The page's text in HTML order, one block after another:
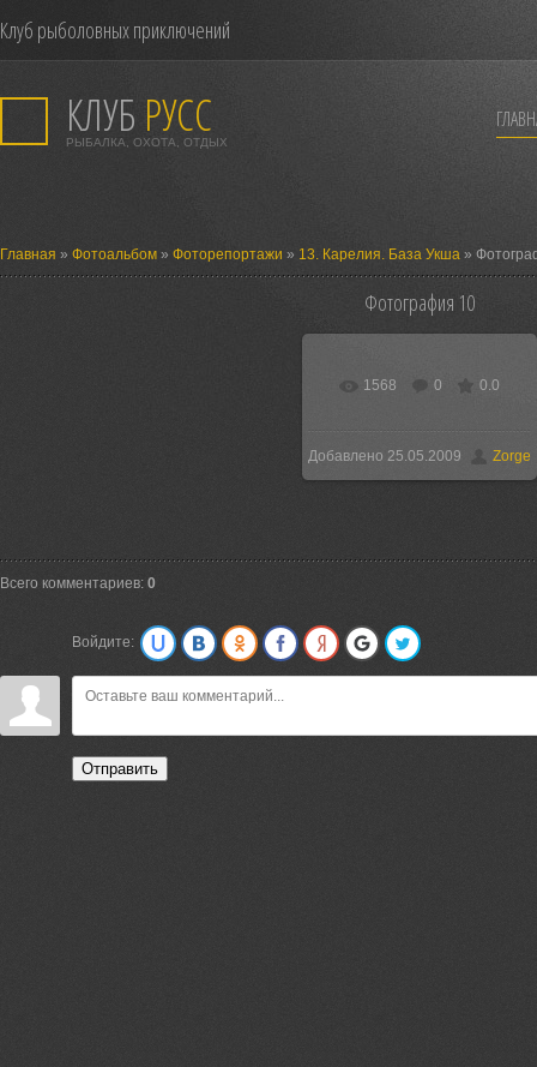
Клуб рыболовных приключений
КЛУБ РУСС
РЫБАЛКА, ОХОТА, ОТДЫХ
Главная » Фотоальбом » Фоторепортажи » 13. Карелия. База Укша »
Фотография 10
В реальном размере
640x480/ 197.9Kb
1568 0 0.0
Добавлено 25.05.2009 Zorge
Всего комментариев: 0
Войдите:
Отправить